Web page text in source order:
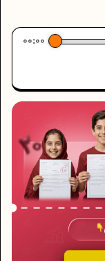
00:00